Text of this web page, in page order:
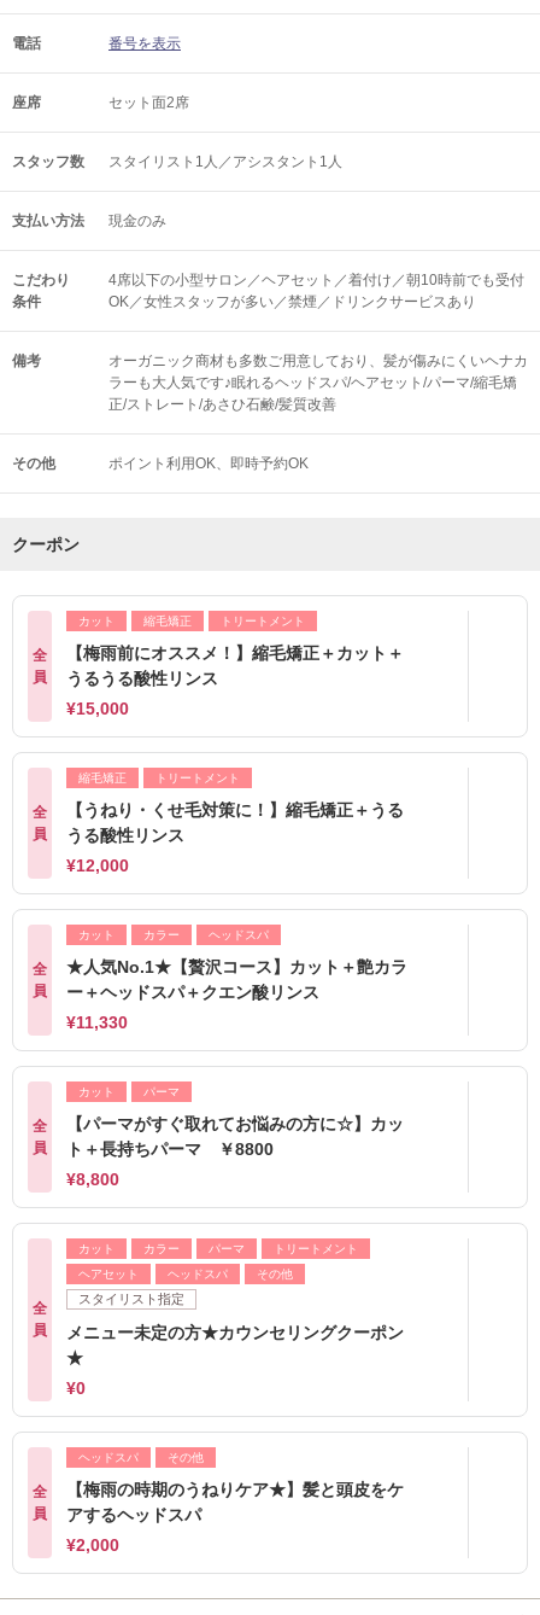
電話 番号を表示
座席 セット面2席
スタッフ数 スタイリスト1人／アシスタント1人
支払い方法 現金のみ
こだわり
条件
4席以下の小型サロン／ヘアセット／着付け／朝10時前でも受付
OK／女性スタッフが多い／禁煙／ドリンクサービスあり
備考
オーガニック商材も多数ご用意しており、髪が傷みにくいヘナカ
ラーも大人気です♪眠れるヘッドスパ/ヘアセット/パーマ/縮毛矯
正/ストレート/あさひ石鹸/髪質改善
その他 ポイント利用OK 即時予約OK
クーポン
全
員
カット 縮毛矯正 トリートメント
【梅雨前にオススメ！】縮毛矯正＋カット＋
うるうる酸性リンス
¥15,000
全
員
縮毛矯正 トリートメント
【うねり・くせ毛対策に！】縮毛矯正＋うる
うる酸性リンス
¥12,000
全
員
カット カラー ヘッドスパ
★人気No.1★【贅沢コース】カット＋艶カラ
ー＋ヘッドスパ＋クエン酸リンス
¥11,330
全
員
カット パーマ
【パーマがすぐ取れてお悩みの方に☆】カッ
ト＋長持ちパーマ ￥8800
¥8,800
全
員
カット カラー パーマ
トリートメント
ヘアセット
ヘッドスパ その他
スタイリスト指定
メニュー未定の方★カウンセリングクーポン
★
¥0
全
員
ヘッドスパ その他
【梅雨の時期のうねりケア★】髪と頭皮をケ
アするヘッドスパ
¥2,000